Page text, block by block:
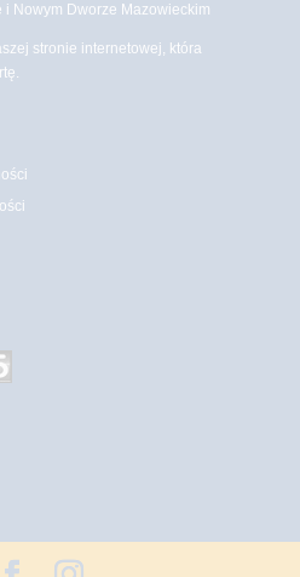
Nowym Dworze Mazowieckim
stronie internetowej, która